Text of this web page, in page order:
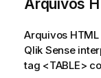
Arquivos
Arquivos HTML
Qlik Sense
tag <TABLE>